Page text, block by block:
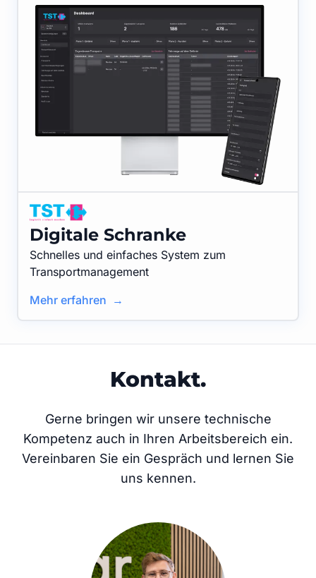
Digitale Schranke
Schnelles und einfaches System zum
Transportmanagement
Mehr erfahren →
Kontakt.
Gerne bringen wir unsere technische
Kompetenz auch in Ihren Arbeitsbereich ein.
Vereinbaren Sie ein Gespräch und lernen Sie
uns kennen.